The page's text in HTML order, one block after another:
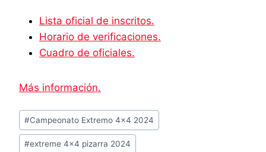
Lista oficial de inscritos.
Horario de verificaciones.
Cuadro de oficiales.
Más información.
Etiquetas
de
la
#Campeonato Extremo 4x4 2024
#extreme 4x4 pizarra 2024